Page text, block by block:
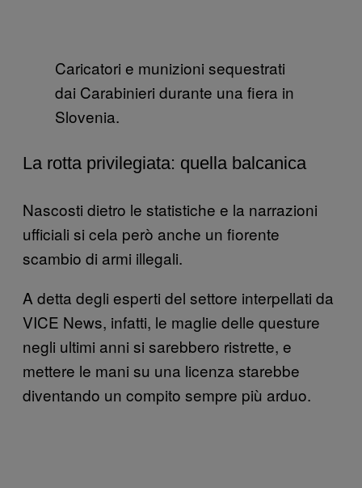
Caricatori e munizioni sequestrati
dai Carabinieri durante una fiera in
Slovenia.
La rotta privilegiata: quella balcanica
Nascosti dietro le statistiche e la narrazioni
ufficiali si cela però anche un fiorente
scambio di armi illegali.
A detta degli esperti del settore interpellati da
VICE News, infatti, le maglie delle questure
negli ultimi anni si sarebbero ristrette, e
mettere le mani su una licenza starebbe
diventando un compito sempre più arduo.